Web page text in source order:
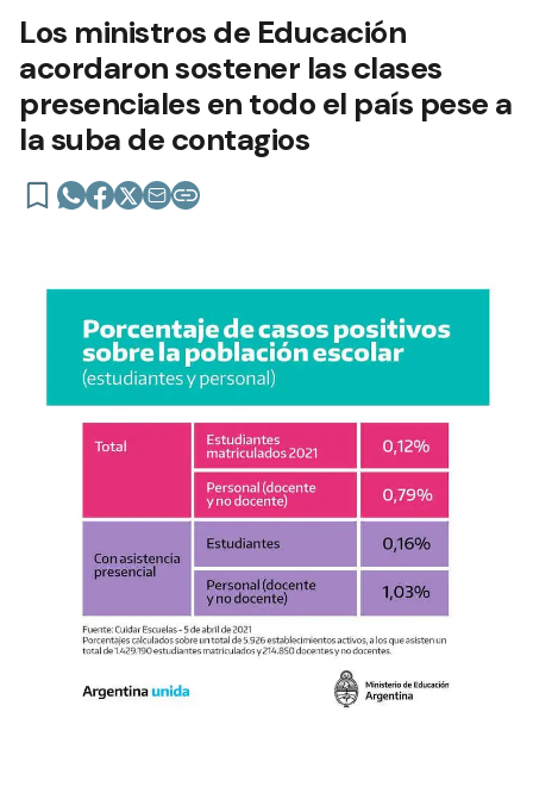
Los ministros de Educación
acordaron sostener las clases
presenciales en todo el país pese a
la suba de contagios